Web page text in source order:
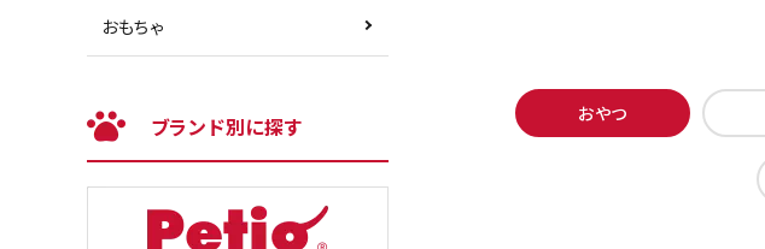
おもちゃ
ブランド別に探す おやつ